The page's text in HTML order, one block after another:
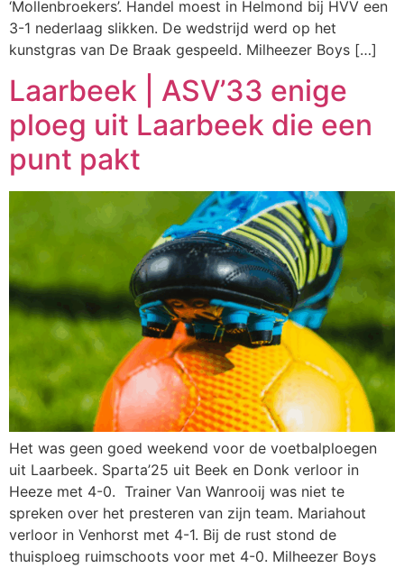
‘Mollenbroekers’. Handel moest in Helmond bij HVV een
3-1 nederlaag slikken. De wedstrijd werd op het
kunstgras van De Braak gespeeld. Milheezer Boys […]
Laarbeek | ASV’33 enige
ploeg uit Laarbeek die een
punt pakt
Het was geen goed weekend voor de voetbalploegen
uit Laarbeek. Sparta’25 uit Beek en Donk verloor in
Heeze met 4-0. Trainer Van Wanrooij was niet te
spreken over het presteren van zijn team. Mariahout
verloor in Venhorst met 4-1. Bij de rust stond de
thuisploeg ruimschoots voor met 4-0. Milheezer Boys